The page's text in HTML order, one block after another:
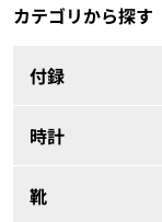
カテゴリから探す
付録
時計
靴